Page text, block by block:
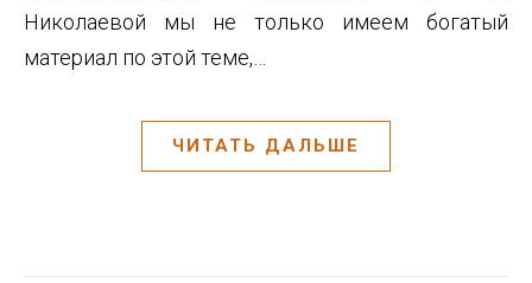
Николаевой мы не только имеем богатый
материал по этой теме,…
ЧИТАТЬ ДАЛЬШЕ